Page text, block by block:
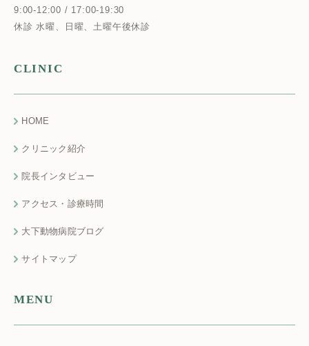
9:00-12:00 / 17:00-19:30
休診 水曜、日曜、土曜午後休診
CLINIC
HOME
クリニック紹介
院長インタビュー
アクセス・診療時間
大下動物病院ブログ
サイトマップ
MENU